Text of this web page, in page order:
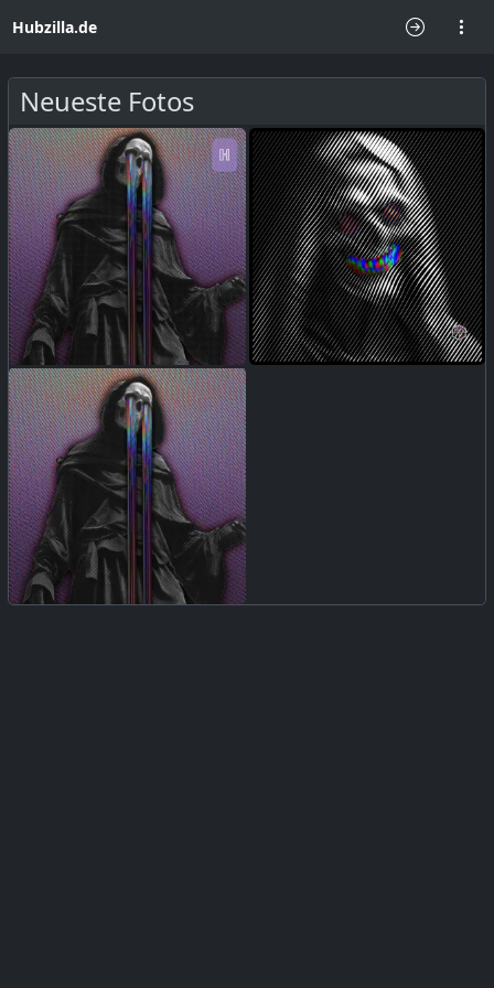
Hubzilla.de
Neueste Fotos